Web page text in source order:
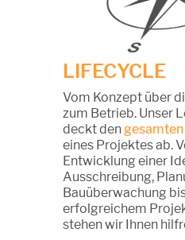
LIFECYCLE
Vom Konzept über
zum Betrieb. Unser
deckt den
eines Projektes ab.
Entwicklung einer
Ausschreibung,
Bauüberwachung
erfolgreichem
stehen wir Ihnen